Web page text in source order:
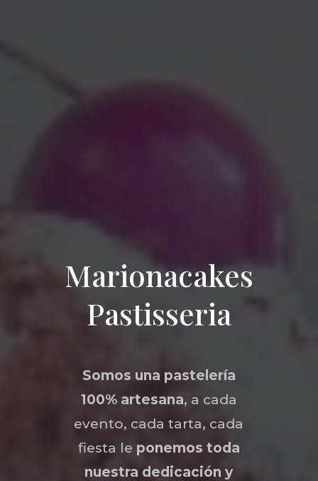
Marionacakes
Pastisseria
Somos una pastelería
100% artesana, a cada
evento, cada tarta, cada
fiesta le ponemos toda
nuestra dedicación y